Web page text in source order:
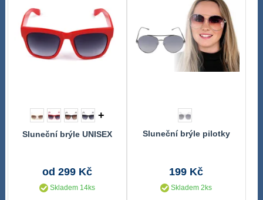
+
Sluneční brýle UNISEX
od 299 Kč
Skladem 14ks
Sluneční brýle pilotky
199 Kč
Skladem 2ks